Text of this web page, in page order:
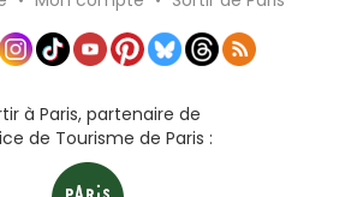
à Paris, partenaire de
de Tourisme de Paris :